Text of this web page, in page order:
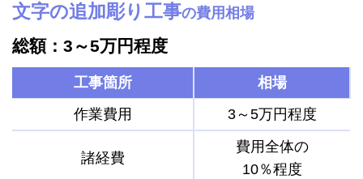
文字の追加彫り工事の費用相場
総額：3～5万円程度
工事箇所
相場
作業費用
3～5万円程度
諸経費
費用全体の
10％程度